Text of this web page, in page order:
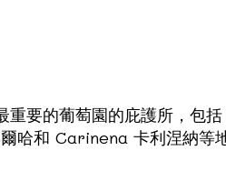
重要的葡萄園的庇護所，包
和 Carinena 卡利涅納等地